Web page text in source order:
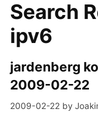
Search
ipv6
jardenberg
2009-02-22
2009-02-22 by